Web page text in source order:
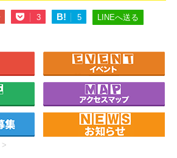
3 B! 5 LINEへ送る
>